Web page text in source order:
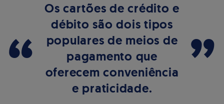
“
Os cartões de crédito e
débito são dois tipos
populares de meios de
pagamento que
oferecem conveniência
e praticidade.
”